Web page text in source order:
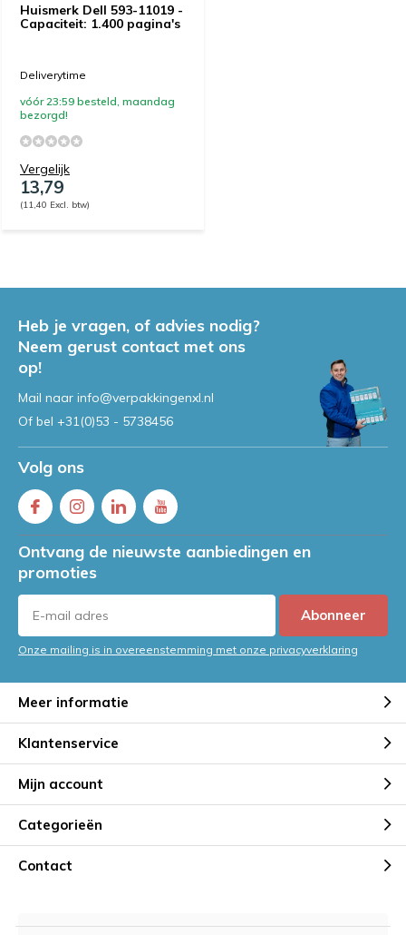
Huismerk Dell 593-11019 -
Capaciteit: 1.400 pagina's
Deliverytime
vóór 23:59 besteld, maandag
bezorgd!
Vergelijk
13,79
(11,40 Excl. btw)
Heb je vragen, of advies nodig?
Neem gerust contact met ons
op!
Mail naar info@verpakkingenxl.nl
Of bel +31(0)53 - 5738456
Volg ons
Ontvang de nieuwste aanbiedingen en
promoties
Abonneer
Onze mailing is in overeenstemming met onze privacyverklaring
Meer informatie
Klantenservice
Mijn account
Categorieën
Contact